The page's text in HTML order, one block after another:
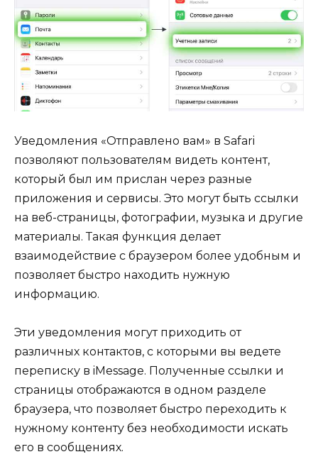
Уведомления «Отправлено вам» в Safari
позволяют пользователям видеть контент,
который был им прислан через разные
приложения и сервисы. Это могут быть ссылки
на веб-страницы, фотографии, музыка и другие
материалы. Такая функция делает
взаимодействие с браузером более удобным и
позволяет быстро находить нужную
информацию.
Эти уведомления могут приходить от
различных контактов, с которыми вы ведете
переписку в iMessage. Полученные ссылки и
страницы отображаются в одном разделе
браузера, что позволяет быстро переходить к
нужному контенту без необходимости искать
его в сообщениях.